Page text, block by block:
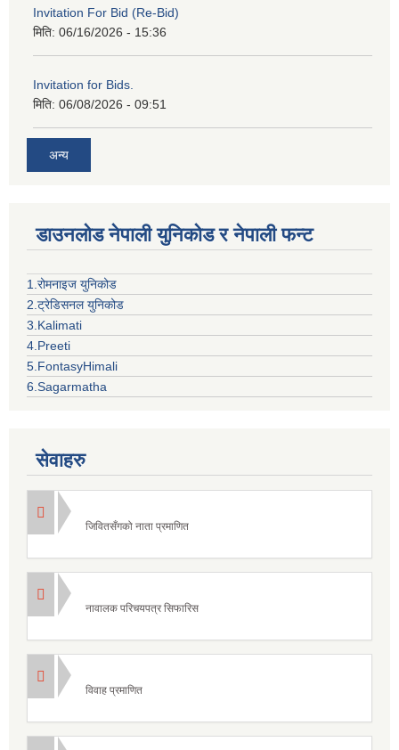
Invitation For Bid (Re-Bid)
मिति: 06/16/2026 - 15:36
Invitation for Bids.
मिति: 06/08/2026 - 09:51
अन्य
डाउनलोड नेपाली युनिकोड र नेपाली फन्ट
1.रोमनाइज युनिकोड
2.ट्रेडिसनल युनिकोड
3.Kalimati
4.Preeti
5.FontasyHimali
6.Sagarmatha
सेवाहरु
जिवितसँगको नाता प्रमाणित
नावालक परिचयपत्र सिफारिस
विवाह प्रमाणित